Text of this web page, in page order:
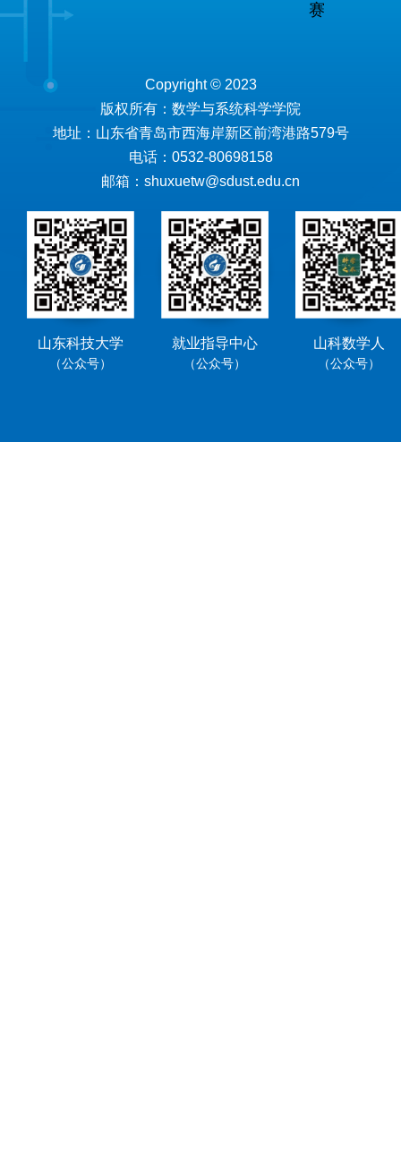
赛
Copyright © 2023
版权所有：数学与系统科学学院
地址：山东省青岛市西海岸新区前湾港路579号
电话：0532-80698158
邮箱：shuxuetw@sdust.edu.cn
山东科技大学
（公众号）
就业指导中心
（公众号）
山科数学人
（公众号）